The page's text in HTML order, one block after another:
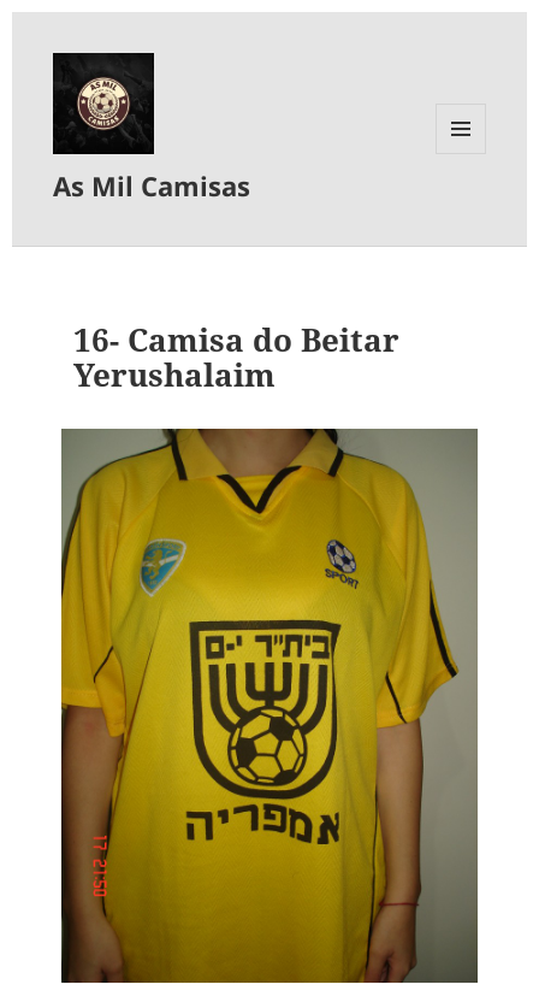
As Mil Camisas
16- Camisa do Beitar
Yerushalaim